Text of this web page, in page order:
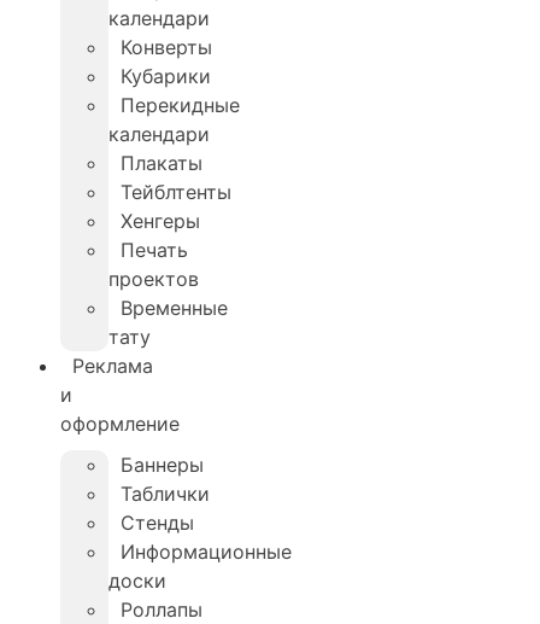
календари
Конверты
Кубарики
Перекидные
календари
Плакаты
Тейблтенты
Хенгеры
Печать
проектов
Временные
тату
Реклама
и
оформление
Баннеры
Таблички
Стенды
Информационные
доски
Роллапы